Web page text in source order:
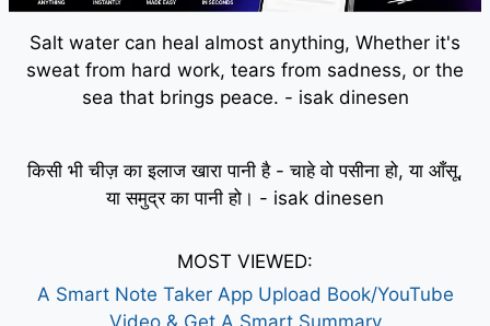
Salt water can heal almost anything, Whether it's
sweat from hard work, tears from sadness, or the
sea that brings peace. - isak dinesen
किसी भी चीज़ का इलाज खारा पानी है - चाहे वो पसीना हो, या आँसू,
या समुद्र का पानी हो। - isak dinesen
MOST VIEWED:
A Smart Note Taker App Upload Book/YouTube